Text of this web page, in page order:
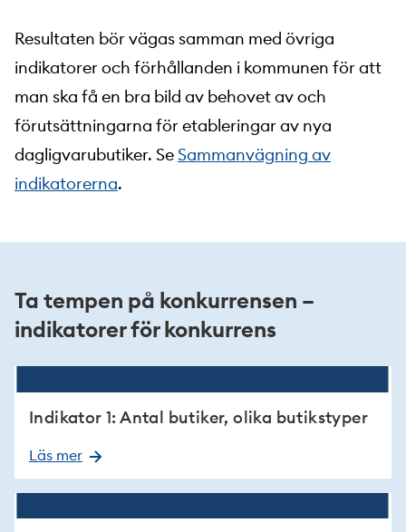
Resultaten bör vägas samman med övriga
indikatorer och förhållanden i kommunen för att
man ska få en bra bild av behovet av och
förutsättningarna för etableringar av nya
dagligvarubutiker. SeSammanvägning av
indikatorerna.
Ta tempen på konkurrensen –
indikatorer för konkurrens
Indikator 1: Antal butiker, olika butikstyper
Läs mer